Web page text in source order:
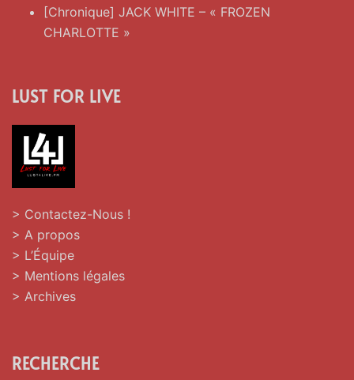
[Chronique] JACK WHITE – « FROZEN
CHARLOTTE »
LUST FOR LIVE
> Contactez-Nous !
> A propos
> L’Équipe
> Mentions légales
> Archives
RECHERCHE